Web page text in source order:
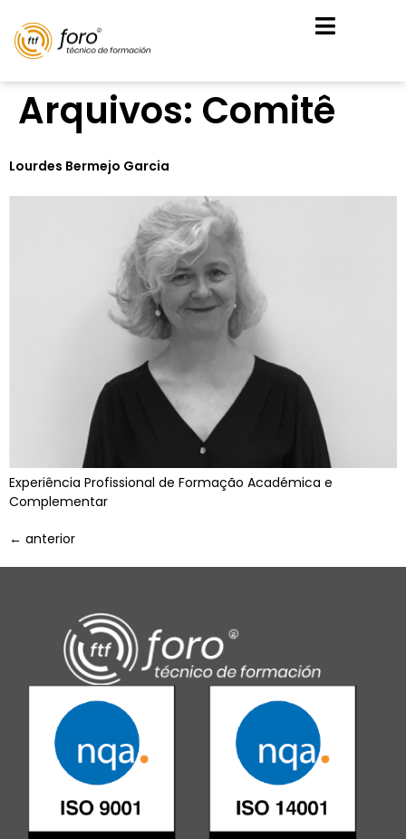
Arquivos: Comitê
Lourdes Bermejo Garcia
Experiência Profissional de Formação Académica e
Complementar
← anterior